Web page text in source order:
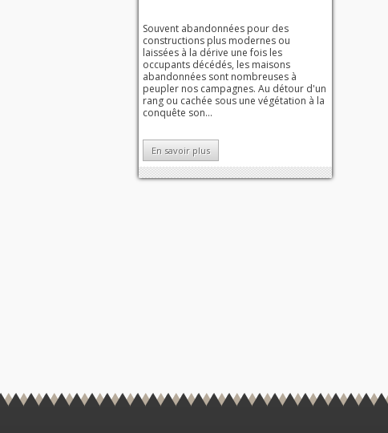
Souvent abandonnées pour des
constructions plus modernes ou
laissées à la dérive une fois les
occupants décédés, les maisons
abandonnées sont nombreuses à
peupler nos campagnes. Au détour d'un
rang ou cachée sous une végétation à la
conquête son...
En savoir plus